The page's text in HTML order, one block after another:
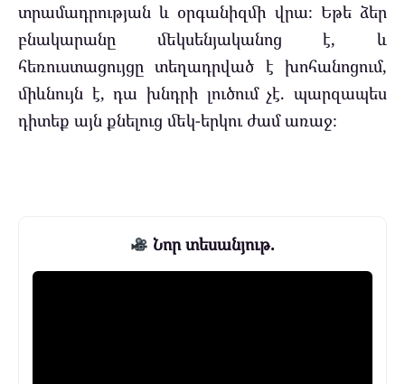
տրամադրության և օրգանիզմի վրա։ Եթե ձեր
բնակարանը մեկսենյականոց է, և
հեռուստացույցը տեղադրված է խոհանոցում,
միևնույն է, դա խնդրի լուծում չէ. պարզապես
դիտեք այն քնելուց մեկ-երկու ժամ առաջ։
Նոր տեսանյութ.